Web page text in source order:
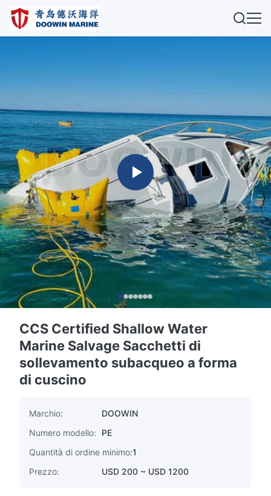
CCS Certified Shallow Water
Marine Salvage Sacchetti di
sollevamento subacqueo a forma
di cuscino
Marchio:
DOOWIN
Numero modello:
PE
Quantità di ordine minimo:1
Prezzo:
USD 200 ~ USD 1200